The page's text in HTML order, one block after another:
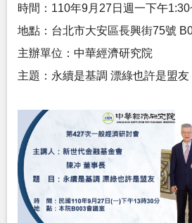
時間：110年9月27日週一下午
地點：台北市大安區長興街75號
主辦單位：中華經濟研究院
主題：永續是基調 漂綠也許是盟友